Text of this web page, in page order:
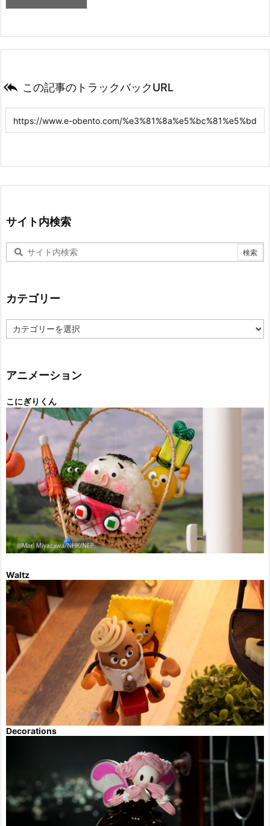
 この記事のトラックバックURL
サイト内検索
カテゴリー
テ
ー
アニメーション
こにぎりくん
Waltz
Decorations